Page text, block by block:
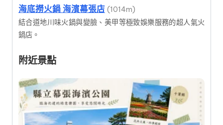
海底撈火鍋 海濱幕張店 (1014m)
結合道地川味火鍋與變臉、美甲等極致娛樂服務的超人氣火
鍋店。
附近景點